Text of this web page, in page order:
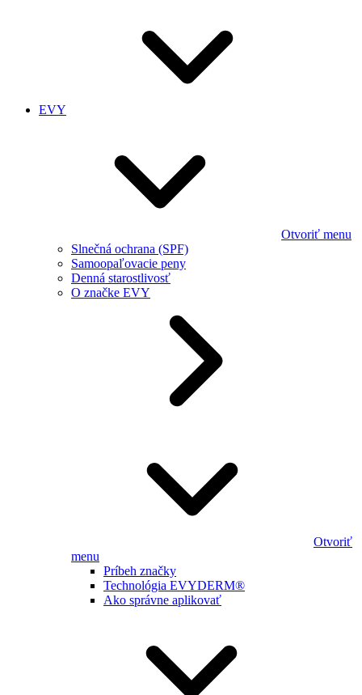
EVY
Otvoriť menu
Slnečná ochrana (SPF)
Samoopaľovacie peny
Denná starostlivosť
O značke EVY
Otvoriť
menu
Príbeh značky
Technológia EVYDERM®
Ako správne aplikovať